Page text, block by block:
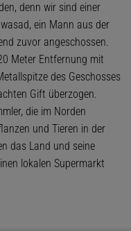
denn wir sind einer
ein Mann aus der
zuvor angeschossen.
Meter Entfernung mit
des Geschosses
Gift überzogen.
die im Norden
und Tieren in der
das Land und seine
lokalen Supermarkt